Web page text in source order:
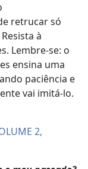
retrucar só
à
Lembre-se: o
ensina uma
paciência e
vai imitá-lo.
2,